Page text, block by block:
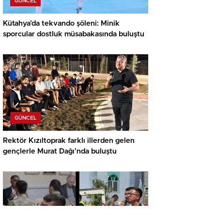
Kütahya’da tekvando şöleni: Minik
sporcular dostluk müsabakasında buluştu
GÜNCEL
Rektör Kızıltoprak farklı illerden gelen
gençlerle Murat Dağı’nda buluştu